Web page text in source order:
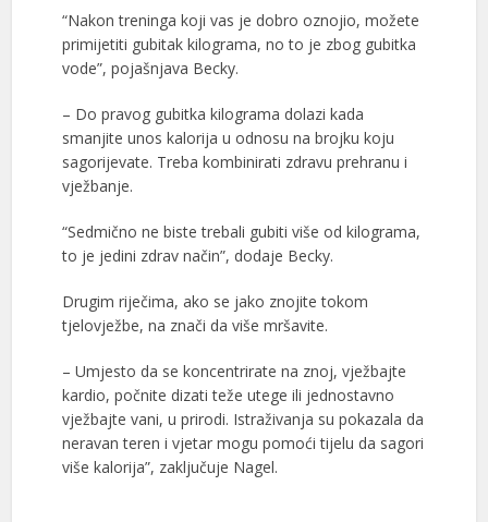
“Nakon treninga koji vas je dobro oznojio, možete
primijetiti gubitak kilograma, no to je zbog gubitka
vode”, pojašnjava Becky.
– Do pravog gubitka kilograma dolazi kada
smanjite unos kalorija u odnosu na brojku koju
sagorijevate. Treba kombinirati zdravu prehranu i
vježbanje.
“Sedmično ne biste trebali gubiti više od kilograma,
to je jedini zdrav način”, dodaje Becky.
Drugim riječima, ako se jako znojite tokom
tjelovježbe, na znači da više mršavite.
– Umjesto da se koncentrirate na znoj, vježbajte
kardio, počnite dizati teže utege ili jednostavno
vježbajte vani, u prirodi. Istraživanja su pokazala da
neravan teren i vjetar mogu pomoći tijelu da sagori
više kalorija”, zaključuje Nagel.